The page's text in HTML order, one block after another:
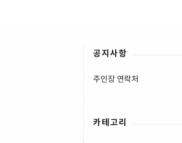
공지사항
주인장 연락처
카테고리